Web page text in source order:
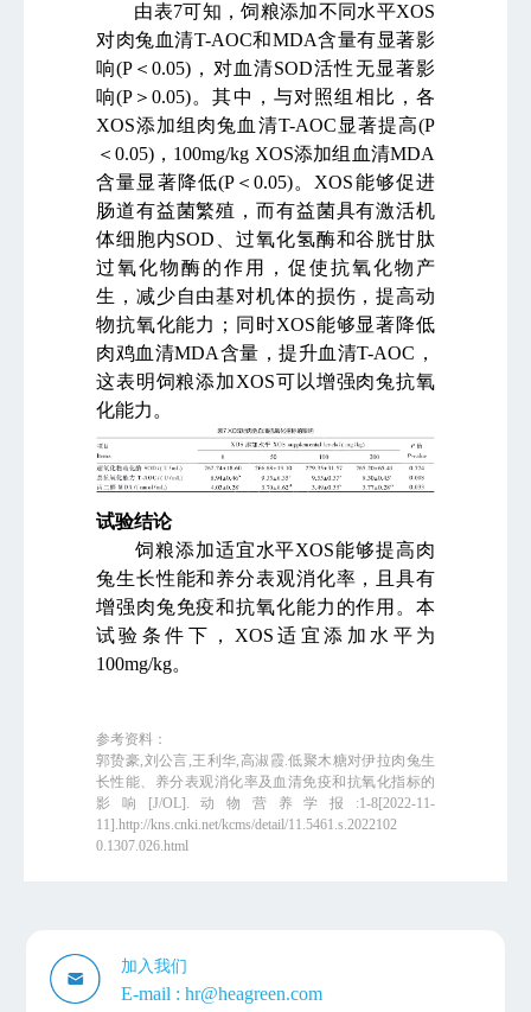
由表7可知，饲粮添加不同水平XOS
对肉兔血清T-AOC和MDA含量有显著影
响(P ＜0.05) ，对血清SOD活性无显著影
响(P ＞0.05)。其中，与对照组相比，各
XOS添加组肉兔血清T-AOC 显著提高(P
＜ 0.05) ， 100mg/kg XOS添加组血清MDA
含量显著降低(P ＜ 0.05)。XOS能够促进
肠道有益菌繁殖，而有益菌具有激活机
体细胞内SOD 、过氧化氢酶和谷胱甘肽
过氧化物酶的作用，促使抗氧化物产
生，减少自由基对机体的损伤，提高动
物抗氧化能力；同时XOS能够显著降低
肉鸡血清MDA含量，提升血清T-AOC ，
这表明饲粮添加XOS可以增强肉兔抗氧
化能力。
试验结论
饲粮添加适宜水平XOS能够提高肉
兔生长性能和养分表观消化率，且具有
增强肉兔免疫和抗氧化能力的作用。本
试验条件下， XOS 适宜添加水平为
100mg/kg。
参考资料：
郭贽豪,刘公言,王利华,高淑霞.低聚木糖对伊拉肉兔生
长性能、养分表观消化率及血清免疫和抗氧化指标的
影响
[J/OL]. 动物营养学报 :1-8[2022-11-
11].http://kns.cnki.net/kcms/detail/11.5461.s.2022102
0.1307.026.html
加入我们
E-mail :hr@heagreen.com